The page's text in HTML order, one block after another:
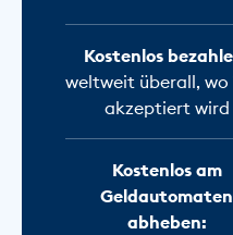
Kostenlos
weltweit überall, wo
akzeptiert wird
Kostenlos am
Geldautomaten
abheben: